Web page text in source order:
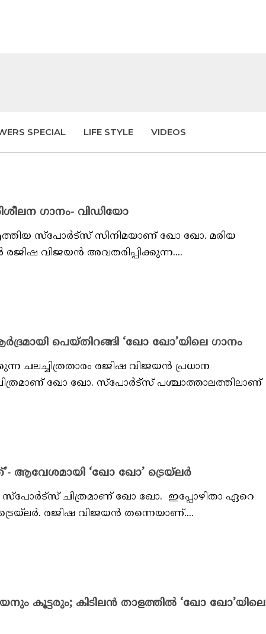
SPECIAL LIFE STYLE VIDEOS
ഗാനം- വിഡിയോ
സ്പോർട്സ് സിനിമയാണ് ഖോ ഖോ. മരിയ
വിജയന്‍ അവതരിപ്പിക്കുന്ന....
പെയ്തിറങ്ങി ‘ഖോ ഖോ’യിലെ ഗാനം
ചലച്ചിത്രതാരം രജിഷ വിജയന്‍ പ്രധാന
ഖോ ഖോ. സ്‌പോര്‍ട്‌സ് പശ്ചാത്താലത്തിലാണ്
ആവേശമായി ‘ഖോ ഖോ’ ട്രെയ്‌ലർ
ചിത്രമാണ് ഖോ ഖോ. ഇപ്പോഴിതാ ഏറെ
രജിഷ വിജയൻ തന്നെയാണ്....
കൂട്ടരും; കിടിലന്‍ താളത്തില്‍ ‘ഖോ ഖോ’യിലെ